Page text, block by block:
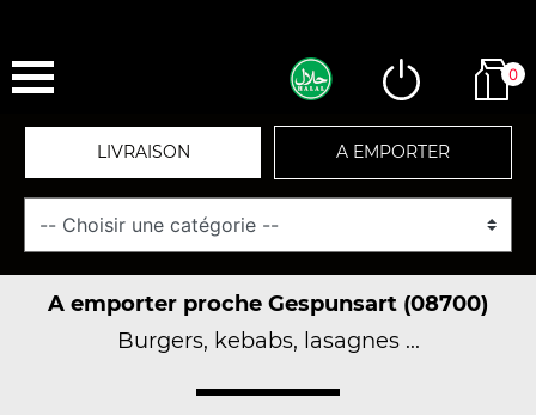
0
LIVRAISON A EMPORTER
A emporter proche Gespunsart (08700)
Burgers, kebabs, lasagnes ...